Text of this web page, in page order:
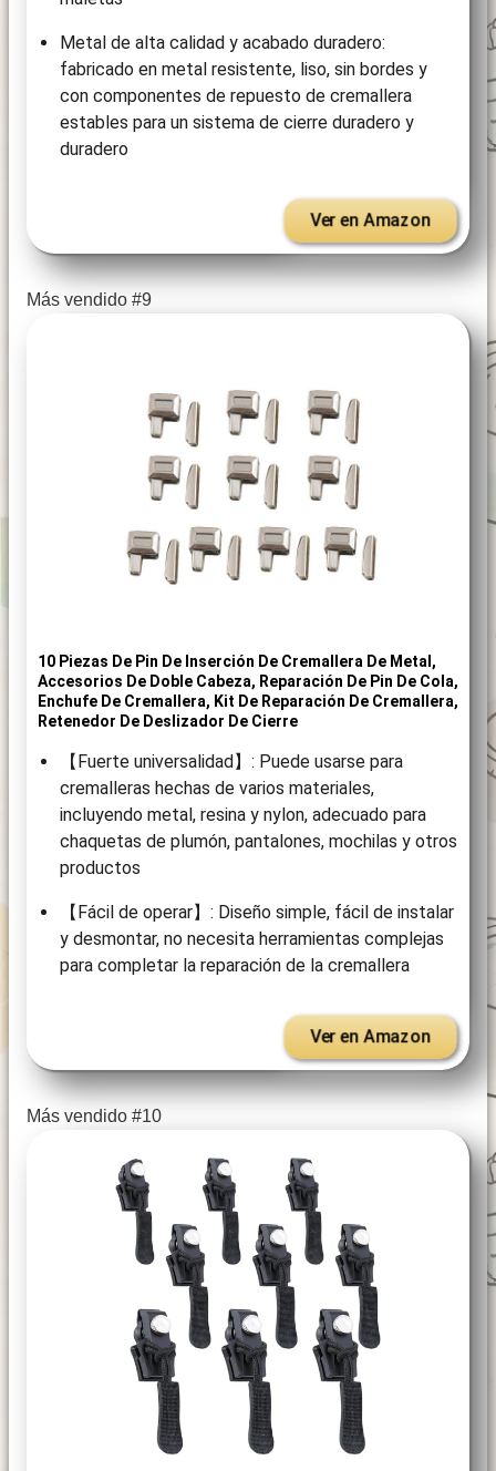
Metal de alta calidad y acabado duradero:
fabricado en metal resistente, liso, sin bordes y
con componentes de repuesto de cremallera
estables para un sistema de cierre duradero y
duradero
Ver en Amazon
Más vendido #9
10 Piezas De Pin De Inserción De Cremallera De Metal,
Accesorios De Doble Cabeza, Reparación De Pin De Cola,
Enchufe De Cremallera, Kit De Reparación De Cremallera,
Retenedor De Deslizador De Cierre
【Fuerte universalidad】: Puede usarse para
cremalleras hechas de varios materiales,
incluyendo metal, resina y nylon, adecuado para
chaquetas de plumón, pantalones, mochilas y otros
productos
【Fácil de operar】: Diseño simple, fácil de instalar
y desmontar, no necesita herramientas complejas
para completar la reparación de la cremallera
Ver en Amazon
Más vendido #10